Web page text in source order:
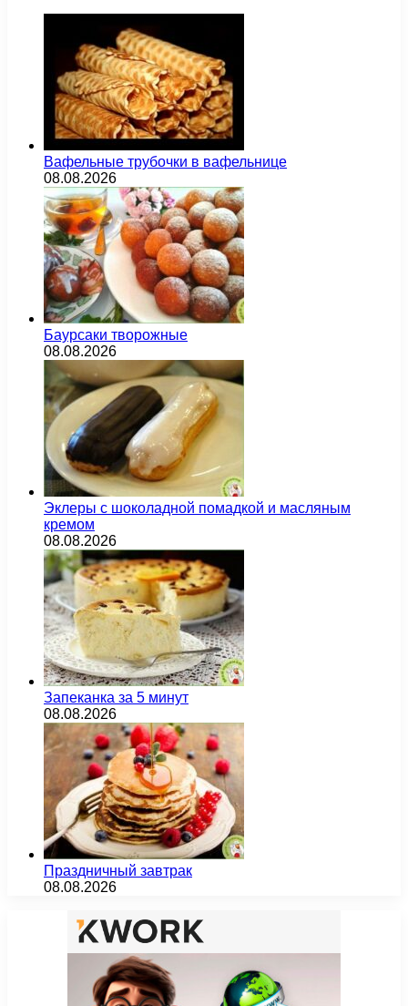
Вафельные трубочки в вафельнице
08.08.2026
Баурсаки творожные
08.08.2026
Эклеры с шоколадной помадкой и масляным
кремом
08.08.2026
Запеканка за 5 минут
08.08.2026
Праздничный завтрак
08.08.2026